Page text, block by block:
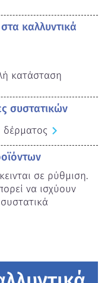
καλλυντικά
κατάσταση
συστατικών
δέρματος
σε ρύθμιση.
να ισχύουν